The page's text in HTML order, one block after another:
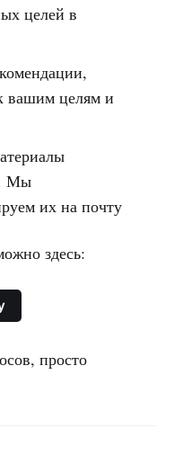
целей в
вашим целям и
Мы
их на почту
здесь:
просто